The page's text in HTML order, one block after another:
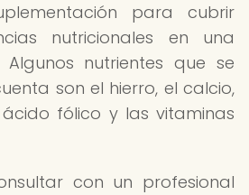
para cubrir
nutricionales en una
nutrientes que se
son el hierro, el calcio,
fólico y las vitaminas
con un profesional